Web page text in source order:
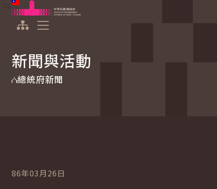
跳到主要內容
中華民國總統府
新聞與活動
總統府新聞
86年03月26日